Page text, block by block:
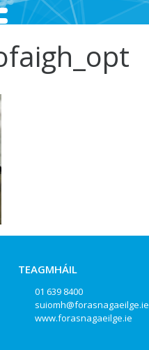
TEAGMHÁIL
01 639 8400
suiomh@forasnagaeilge.ie
www.forasnagaeilge.ie